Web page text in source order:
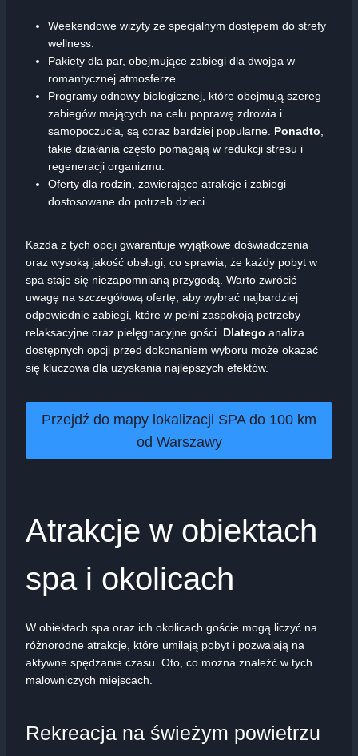
Weekendowe wizyty ze specjalnym dostępem do strefy
wellness.
Pakiety dla par, obejmujące zabiegi dla dwojga w
romantycznej atmosferze.
Programy odnowy biologicznej, które obejmują szereg
zabiegów mających na celu poprawę zdrowia i
samopoczucia, są coraz bardziej popularne. Ponadto,
takie działania często pomagają w redukcji stresu i
regeneracji organizmu.
Oferty dla rodzin, zawierające atrakcje i zabiegi
dostosowane do potrzeb dzieci.
Każda z tych opcji gwarantuje wyjątkowe doświadczenia
oraz wysoką jakość obsługi, co sprawia, że każdy pobyt w
spa staje się niezapomnianą przygodą. Warto zwrócić
uwagę na szczegółową ofertę, aby wybrać najbardziej
odpowiednie zabiegi, które w pełni zaspokoją potrzeby
relaksacyjne oraz pielęgnacyjne gości. Dlatego analiza
dostępnych opcji przed dokonaniem wyboru może okazać
się kluczowa dla uzyskania najlepszych efektów.
Przejdź do mapy lokalizacji SPA do 100 km
od Warszawy
Atrakcje w obiektach
spa i okolicach
W obiektach spa oraz ich okolicach goście mogą liczyć na
różnorodne atrakcje, które umilają pobyt i pozwalają na
aktywne spędzanie czasu. Oto, co można znaleźć w tych
malowniczych miejscach.
Rekreacja na świeżym powietrzu